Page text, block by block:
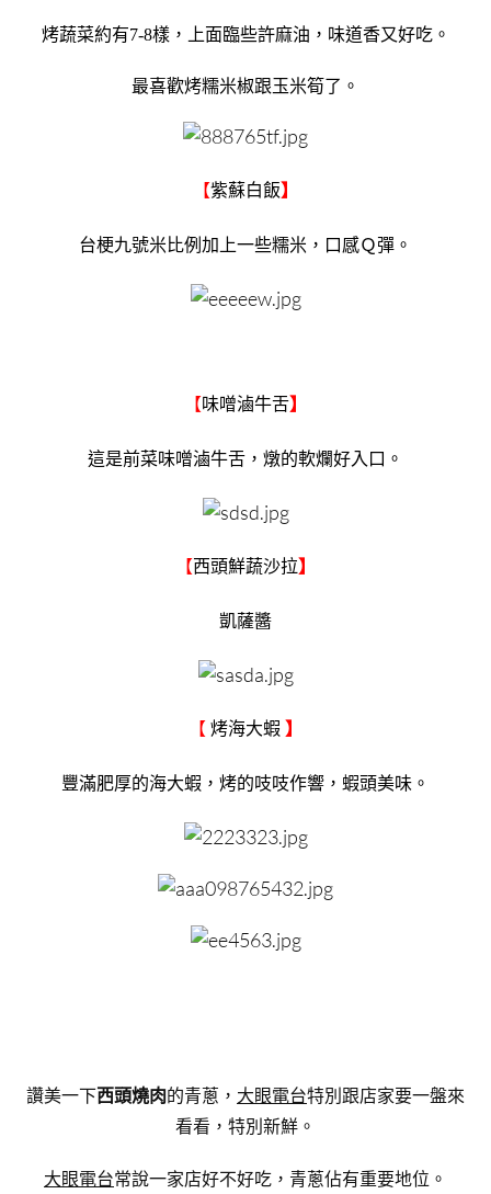
烤蔬菜約有7-8樣，上面臨些許麻油，味道香又好吃。
最喜歡烤糯米椒跟玉米筍了。
【紫蘇白飯】
台梗九號米比例加上一些糯米，口感Ｑ彈。
【味噌滷牛舌】
這是前菜味噌滷牛舌，燉的軟爛好入口。
【西頭鮮蔬沙拉】
凱薩醬
【 烤海大蝦 】
豐滿肥厚的海大蝦，烤的吱吱作響，蝦頭美味。
讚美一下西頭燒肉的青蔥， 大眼電台特別跟店家要一盤來
看看，特別新鮮。
大眼電台常說一家店好不好吃，青蔥佔有重要地位。